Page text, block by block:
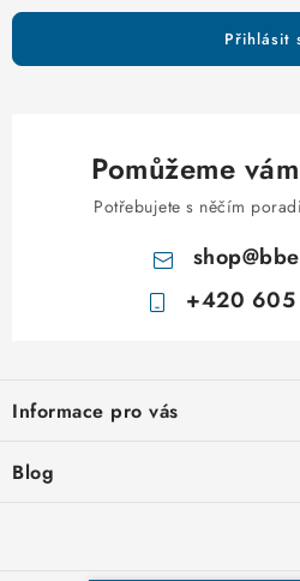
ý
i
Přihlásit
Pomůžeme
Potřebujete s něčím
shop@
+420
p
a
Informace pro vás
Blog